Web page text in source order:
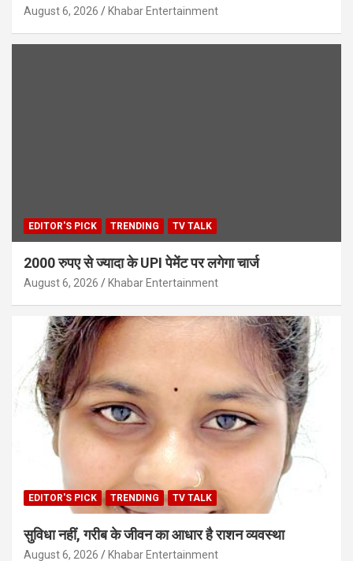
August 6, 2026 Khabar Entertainment
EDITOR'S PICK TRENDING TV TALK
2000 रुपए से ज्यादा के UPI पेमेंट पर लगेगा चार्ज
August 6, 2026 Khabar Entertainment
EDITOR'S PICK TRENDING TV TALK
सुविधा नहीं, गरीब के जीवन का आधार है राशन व्यवस्था
August 6, 2026 Khabar Entertainment